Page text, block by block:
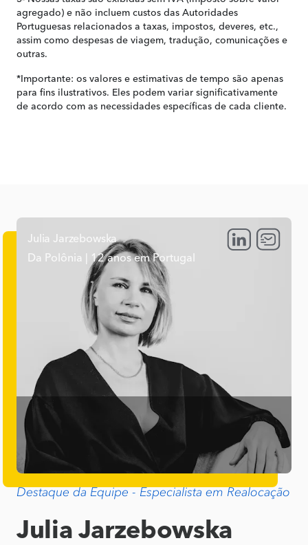
legalmente em Portugal.
- Permite-lhes entrar no país e, posteriormente, solicitar a
sua própria autorização de residência.
agregado) e não incluem custos das Autoridades
Portuguesas relacionados a taxas, impostos, deveres, etc.,
assim como despesas de viagem, tradução, comunicações e
outras.
*Importante: os valores e estimativas de tempo são apenas
para fins ilustrativos. Eles podem variar significativamente
de acordo com as necessidades específicas de cada cliente.
Destaque da Equipe - Especialista em Realocação
Julia Jarzebowska
Julia Jarzebowska
Da Polônia | 12 anos em Portugal